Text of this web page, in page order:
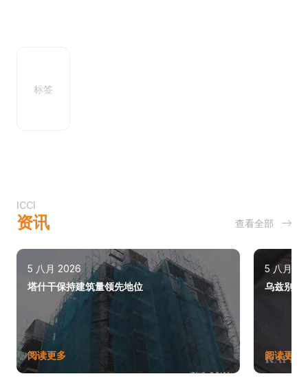
标签
ICCI
资讯 查看全部
5 八月 2026
塔什干保持建筑量领先地位
阅读更多
5 八月
乌兹别克
阅读更多